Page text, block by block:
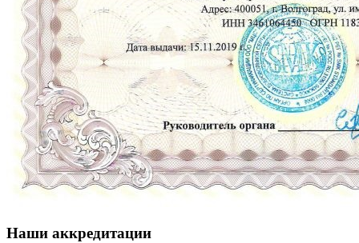
Наши аккредитации